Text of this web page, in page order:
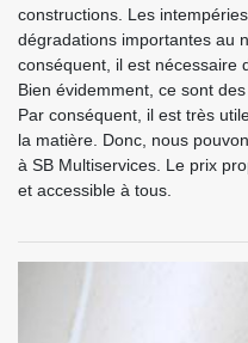
constructions. Les
dégradations importantes au
conséquent, il est nécessaire
Bien évidemment, ce sont
Par conséquent, il est très
la matière. Donc, nous
à SB Multiservices. Le prix
et accessible à tous.